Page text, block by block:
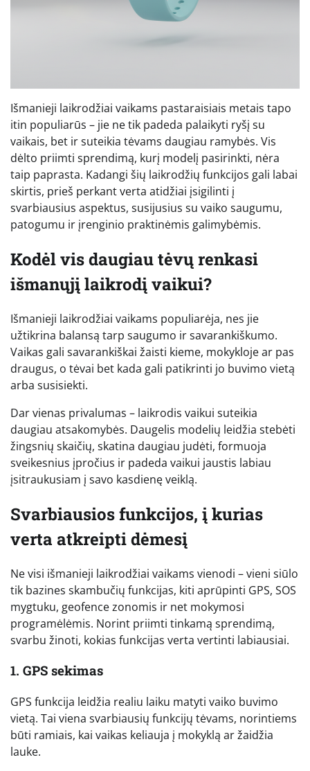
Išmanieji laikrodžiai vaikams pastaraisiais metais tapo
itin populiarūs – jie ne tik padeda palaikyti ryšį su
vaikais, bet ir suteikia tėvams daugiau ramybės. Vis
dėlto priimti sprendimą, kurį modelį pasirinkti, nėra
taip paprasta. Kadangi šių laikrodžių funkcijos gali labai
skirtis, prieš perkant verta atidžiai įsigilinti į
svarbiausius aspektus, susijusius su vaiko saugumu,
patogumu ir įrenginio praktinėmis galimybėmis.
Kodėl vis daugiau tėvų renkasi
išmanųjį laikrodį vaikui?
Išmanieji laikrodžiai vaikams populiarėja, nes jie
užtikrina balansą tarp saugumo ir savarankiškumo.
Vaikas gali savarankiškai žaisti kieme, mokykloje ar pas
draugus, o tėvai bet kada gali patikrinti jo buvimo vietą
arba susisiekti.
Dar vienas privalumas – laikrodis vaikui suteikia
daugiau atsakomybės. Daugelis modelių leidžia stebėti
žingsnių skaičių, skatina daugiau judėti, formuoja
sveikesnius įpročius ir padeda vaikui jaustis labiau
įsitraukusiam į savo kasdienę veiklą.
Svarbiausios funkcijos, į kurias
verta atkreipti dėmesį
Ne visi išmanieji laikrodžiai vaikams vienodi – vieni siūlo
tik bazines skambučių funkcijas, kiti aprūpinti GPS, SOS
mygtuku, geofence zonomis ir net mokymosi
programėlėmis. Norint priimti tinkamą sprendimą,
svarbu žinoti, kokias funkcijas verta vertinti labiausiai.
1. GPS sekimas
GPS funkcija leidžia realiu laiku matyti vaiko buvimo
vietą. Tai viena svarbiausių funkcijų tėvams, norintiems
būti ramiais, kai vaikas keliauja į mokyklą ar žaidžia
lauke.